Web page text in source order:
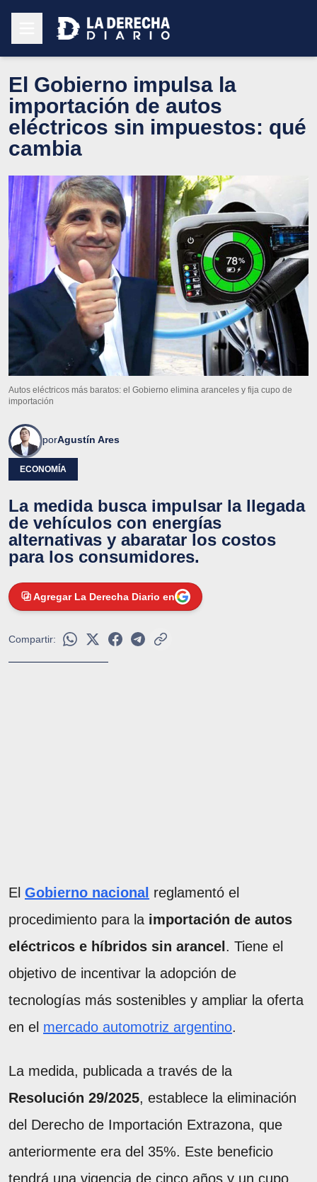
El Gobierno impulsa la
importación de autos
eléctricos sin impuestos: qué
cambia
Autos eléctricos más baratos: el Gobierno elimina aranceles y fija cupo de
importación
porAgustín Ares
ECONOMÍA
La medida busca impulsar la llegada
de vehículos con energías
alternativas y abaratar los costos
para los consumidores.
Agregar La Derecha Diario en
Compartir:
El Gobierno nacional reglamentó el
procedimiento para la importación de autos
eléctricos e híbridos sin arancel . Tiene el
objetivo de incentivar la adopción de
tecnologías más sostenibles y ampliar la oferta
en el mercado automotriz argentino.
La medida, publicada a través de la
Resolución 29/2025, establece la eliminación
del Derecho de Importación Extrazona, que
anteriormente era del 35%. Este beneficio
tendrá una vigencia de cinco años y un cupo